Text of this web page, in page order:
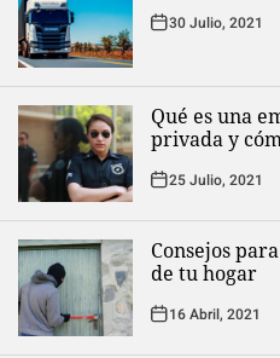
30 Julio, 2021
Qué es una
privada y
25 Julio, 2021
Consejos
de tu hogar
16 Abril, 2021